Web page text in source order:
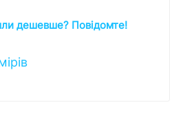
дешевше? Повідомте!